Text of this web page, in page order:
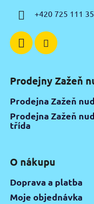
+420 725 111
Prodejny Zažeň
Prodejna Zažeň
Prodejna Zažeň
třída
O nákupu
Doprava a platba
Moje objednávka